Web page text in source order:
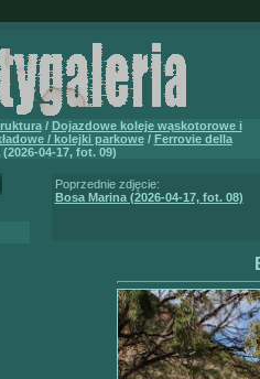
/ Dojazdowe koleje wąskotorowe i
/ kolejki parkowe/ Ferrovie della
04-17, fot. 09)
Poprzednie zdjęcie:
Bosa Marina (2026-04-17, fot. 08)